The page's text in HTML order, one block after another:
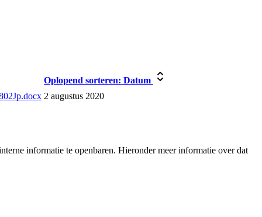
Oplopend sorteren: Datum
2 augustus 2020
informatie te openbaren. Hieronder meer informatie over dat